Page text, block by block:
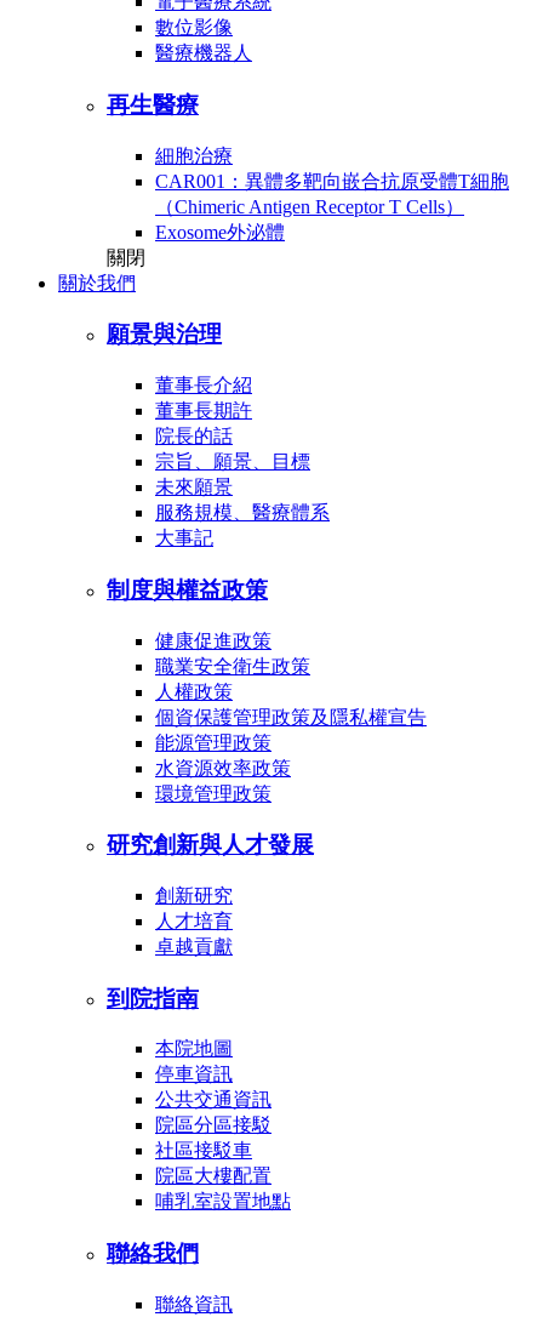
數位影像
醫療機器人
再生醫療
細胞治療
CAR001：異體多靶向嵌合抗原受體T細胞
（Chimeric Antigen Receptor T Cells）
Exosome外泌體
關閉
關於我們
願景與治理
董事長介紹
董事長期許
院長的話
宗旨、願景、目標
未來願景
服務規模、醫療體系
大事記
制度與權益政策
健康促進政策
職業安全衛生政策
人權政策
個資保護管理政策及隱私權宣告
能源管理政策
水資源效率政策
環境管理政策
研究創新與人才發展
創新研究
人才培育
卓越貢獻
到院指南
本院地圖
停車資訊
公共交通資訊
院區分區接駁
社區接駁車
院區大樓配置
哺乳室設置地點
聯絡我們
聯絡資訊